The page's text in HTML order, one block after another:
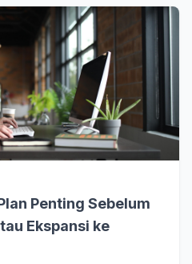
Penting Sebelum
Ekspansi ke